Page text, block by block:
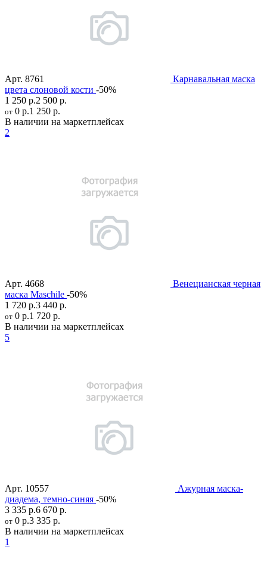
Арт. 8761
Карнавальная маска
цвета слоновой кости -50%
1 250 р.2 500 р.
от 0 р.1 250 р.
В наличии на маркетплейсах
2
Арт. 4668
Венецианская черная
маска Maschile -50%
1 720 р.3 440 р.
от 0 р.1 720 р.
В наличии на маркетплейсах
5
Арт. 10557
Ажурная маска-
диадема, темно-синяя -50%
3 335 р.6 670 р.
от 0 р.3 335 р.
В наличии на маркетплейсах
1